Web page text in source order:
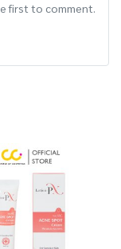
first to comment.